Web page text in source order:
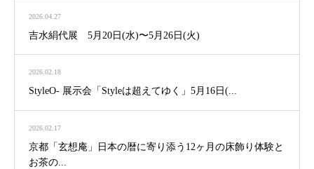
2026.04.27
吉水絹代展 5月20日(水)〜5月26日(火)
2026.02.18
StyleO- 展示会「Styleは超えてゆく」5月16日(...
2026.02.17
京都「玄想庵」日本の暦に寄り添う12ヶ月の床飾り体験と
お茶の...